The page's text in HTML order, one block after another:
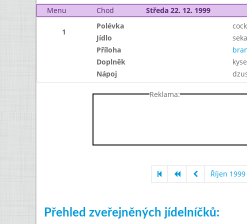
Menu Chod Středa 22. 12. 1999
1
Polévka
Jídlo
Příloha
Doplněk
Nápoj
Reklama:
Říjen 1999
Přehled zveřejněných jídelníčků: